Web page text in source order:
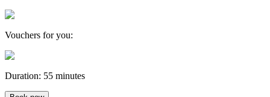
Vouchers for you:
Duration: 55 minutes